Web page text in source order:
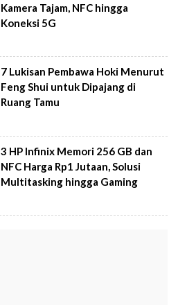
Kamera Tajam, NFC hingga
Koneksi 5G
7 Lukisan Pembawa Hoki Menurut
Feng Shui untuk Dipajang di
Ruang Tamu
3 HP Infinix Memori 256 GB dan
NFC Harga Rp1 Jutaan, Solusi
Multitasking hingga Gaming